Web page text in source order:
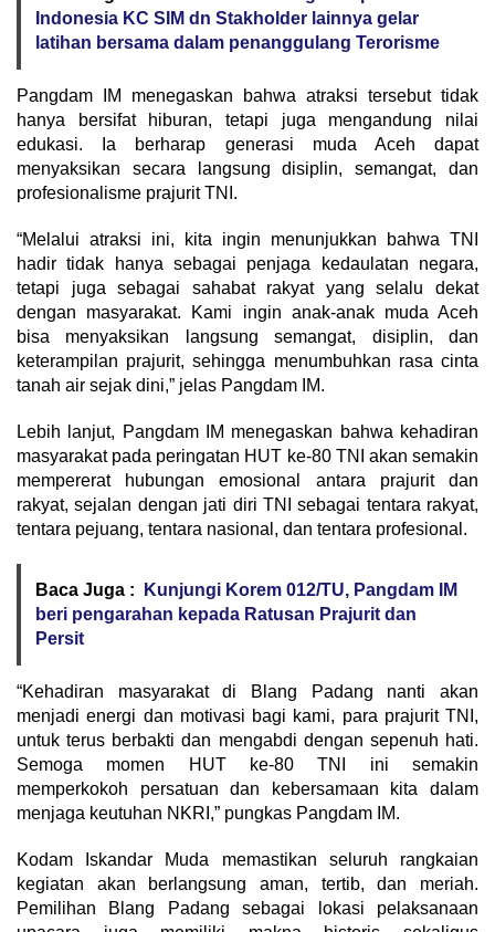
Indonesia KC SIM dn Stakholder lainnya gelar
latihan bersama dalam penanggulang Terorisme
Pangdam IM menegaskan bahwa atraksi tersebut tidak
hanya bersifat hiburan, tetapi juga mengandung nilai
edukasi. Ia berharap generasi muda Aceh dapat
menyaksikan secara langsung disiplin, semangat, dan
profesionalisme prajurit TNI.
“Melalui atraksi ini, kita ingin menunjukkan bahwa TNI
hadir tidak hanya sebagai penjaga kedaulatan negara,
tetapi juga sebagai sahabat rakyat yang selalu dekat
dengan masyarakat. Kami ingin anak-anak muda Aceh
bisa menyaksikan langsung semangat, disiplin, dan
keterampilan prajurit, sehingga menumbuhkan rasa cinta
tanah air sejak dini,” jelas Pangdam IM.
Lebih lanjut, Pangdam IM menegaskan bahwa kehadiran
masyarakat pada peringatan HUT ke-80 TNI akan semakin
mempererat hubungan emosional antara prajurit dan
rakyat, sejalan dengan jati diri TNI sebagai tentara rakyat,
tentara pejuang, tentara nasional, dan tentara profesional.
Baca Juga :
Kunjungi Korem 012/TU, Pangdam IM
beri pengarahan kepada Ratusan Prajurit dan
Persit
“Kehadiran masyarakat di Blang Padang nanti akan
menjadi energi dan motivasi bagi kami, para prajurit TNI,
untuk terus berbakti dan mengabdi dengan sepenuh hati.
Semoga momen HUT ke-80 TNI ini semakin
memperkokoh persatuan dan kebersamaan kita dalam
menjaga keutuhan NKRI,” pungkas Pangdam IM.
Kodam Iskandar Muda memastikan seluruh rangkaian
kegiatan akan berlangsung aman, tertib, dan meriah.
Pemilihan Blang Padang sebagai lokasi pelaksanaan